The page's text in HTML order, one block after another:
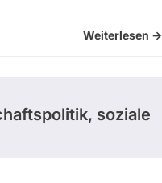
Weiterlesen ->
soziale